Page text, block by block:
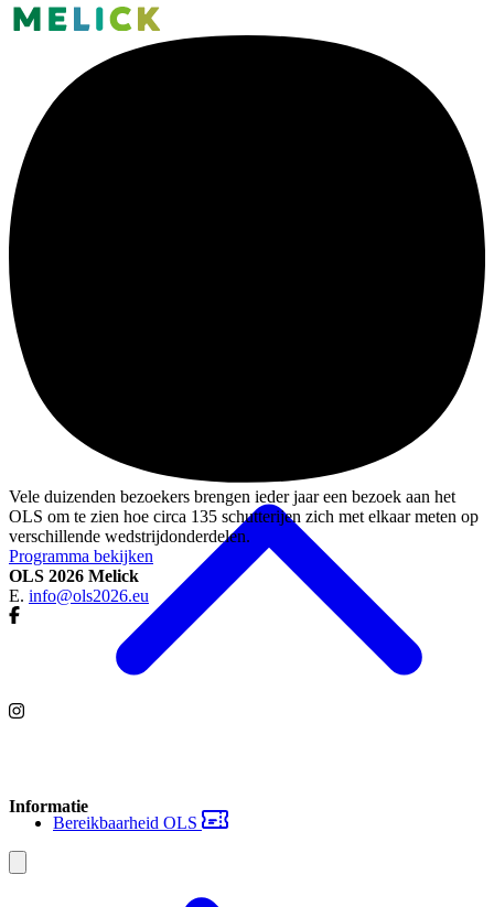
Bereikbaarheid OLS
Vele duizenden bezoekers brengen ieder jaar een bezoek aan het
OLS om te zien hoe circa 135 schutterijen zich met elkaar meten op
verschillende wedstrijdonderdelen.
Programma bekijken
OLS 2026 Melick
E. info@ols2026.eu
Informatie